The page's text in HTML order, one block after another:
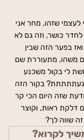
שזהו, מחר אני
כושר, וזה גם לא
בפער הזה שבין
משהו, מתעוררת שם
לי בקול משכנע
בקור הזה
שזה היום הכי קר
דלקת ראות, וקוצר
שווה לך?
לקרוא?